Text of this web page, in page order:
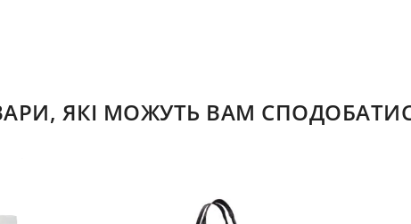
ЯКІ МОЖУТЬ ВАМ